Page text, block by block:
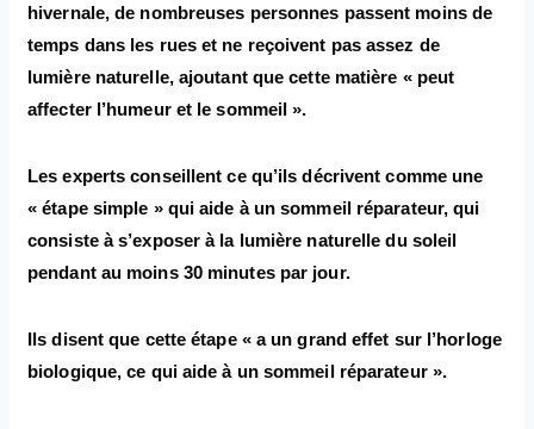
hivernale, de nombreuses personnes passent moins de
temps dans les rues et ne reçoivent pas assez de
lumière naturelle, ajoutant que cette matière « peut
affecter l’humeur et le sommeil ».
Les experts conseillent ce qu’ils décrivent comme une
« étape simple » qui aide à un sommeil réparateur, qui
consiste à s’exposer à la lumière naturelle du soleil
pendant au moins 30 minutes par jour.
Ils disent que cette étape « a un grand effet sur l’horloge
biologique, ce qui aide à un sommeil réparateur ».